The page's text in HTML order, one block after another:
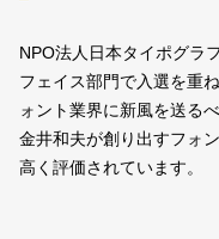
NPO法人日本タイポグラ
フェイス部門で入選を重
ォント業界に新風を送る
金井和夫が創り出すフォ
高く評価されています。